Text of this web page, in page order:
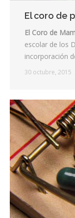
El coro de
El Coro de
escolar de los
incorporación
30 octubre, 2015